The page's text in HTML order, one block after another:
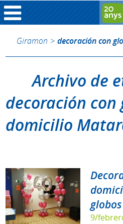
Giramon > decoración con
Archivo de
decoración con
domicilio
9/